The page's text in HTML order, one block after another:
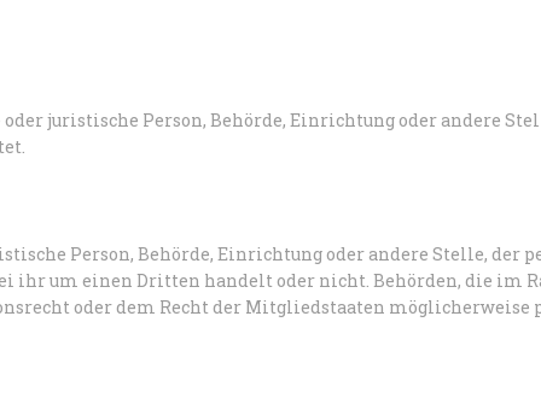
juristische Person, Behörde, Einrichtung oder andere
Person, Behörde, Einrichtung oder andere Stelle, der
ihr um einen Dritten handelt oder nicht. Behörden, die im
oder dem Recht der Mitgliedstaaten möglicherweise